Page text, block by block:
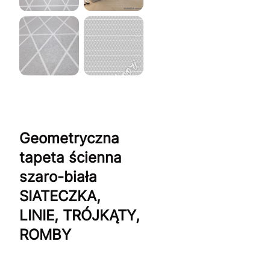
Geometryczna
tapeta ścienna
szaro-biała
SIATECZKA,
LINIE, TRÓJKĄTY,
ROMBY